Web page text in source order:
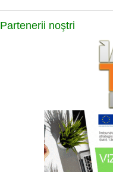
Partenerii noştri